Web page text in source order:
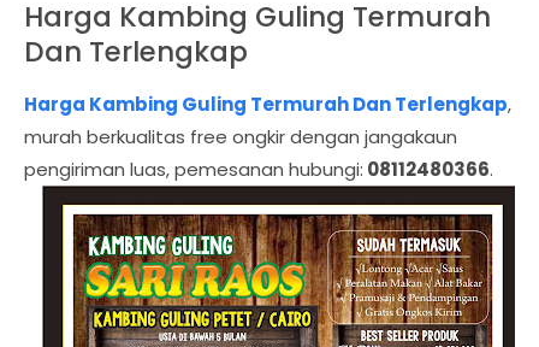
Harga Kambing Guling Termurah
Dan Terlengkap
Harga Kambing Guling Termurah Dan Terlengkap,
murah berkualitas free ongkir dengan jangakaun
pengiriman luas, pemesanan hubungi: 08112480366.